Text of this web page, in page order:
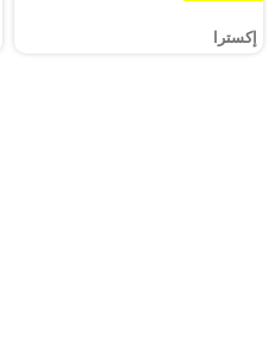
إكسترا